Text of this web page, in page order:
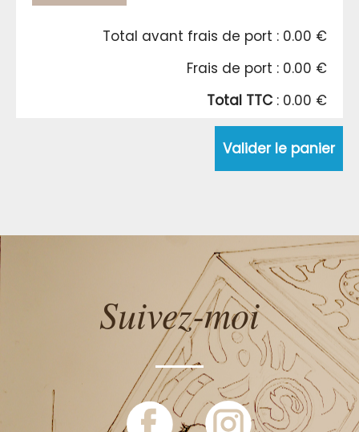
Total avant frais de port : 0.00 €
Frais de port : 0.00 €
Total TTC : 0.00 €
Valider le panier
Suivez-moi